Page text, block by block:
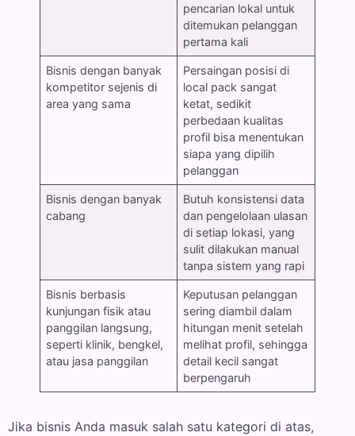
pencarian lokal untuk
ditemukan pelanggan
pertama kali
Bisnis dengan banyak
kompetitor sejenis di
area yang sama
Persaingan posisi di
local pack sangat
ketat, sedikit
perbedaan kualitas
profil bisa menentukan
siapa yang dipilih
pelanggan
Bisnis dengan banyak
cabang
Butuh konsistensi data
dan pengelolaan ulasan
di setiap lokasi, yang
sulit dilakukan manual
tanpa sistem yang rapi
Bisnis berbasis
kunjungan fisik atau
panggilan langsung,
seperti klinik, bengkel,
atau jasa panggilan
Keputusan pelanggan
sering diambil dalam
hitungan menit setelah
melihat profil, sehingga
detail kecil sangat
berpengaruh
Jika bisnis Anda masuk salah satu kategori di atas,